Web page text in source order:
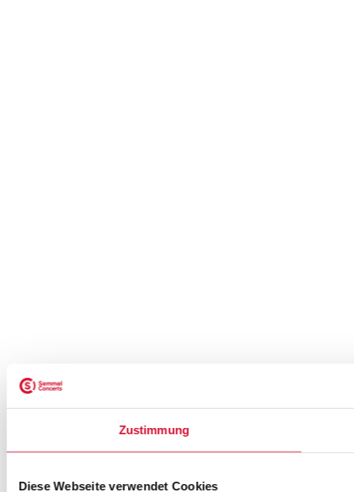
Zustimmung
Diese Webseite verwendet Cookies